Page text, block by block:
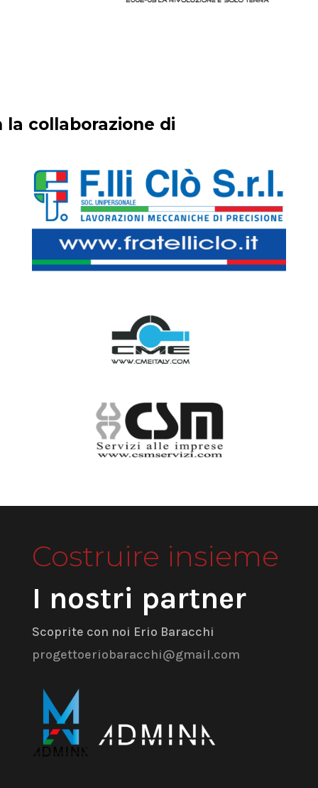
la collaborazione di
Costruire insieme
I nostri partner
Scoprite con noi Erio Baracchi
progettoeriobaracchi@gmail.com